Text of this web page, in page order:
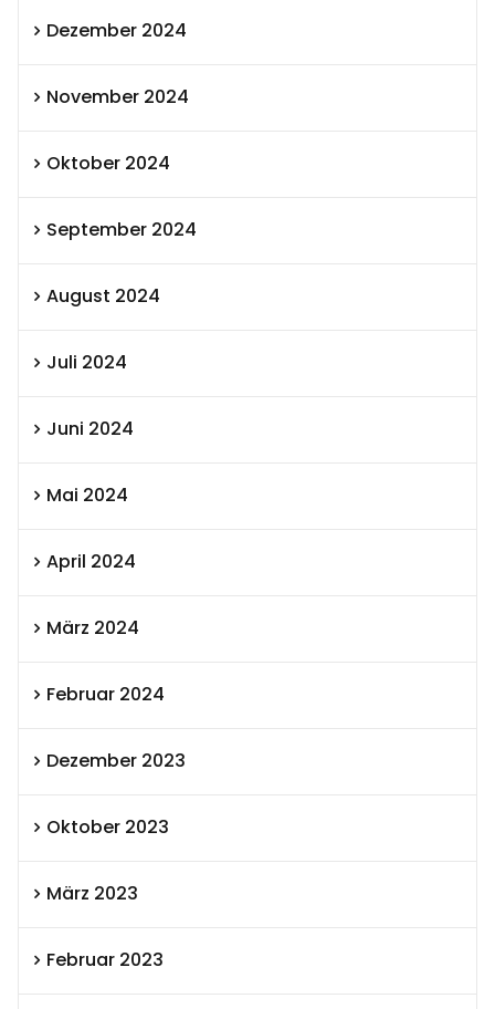
Dezember 2024
November 2024
Oktober 2024
September 2024
August 2024
Juli 2024
Juni 2024
Mai 2024
April 2024
März 2024
Februar 2024
Dezember 2023
Oktober 2023
März 2023
Februar 2023